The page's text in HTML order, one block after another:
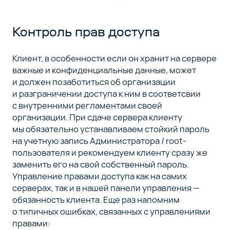
Контроль прав доступа
Клиент, в особенности если он хранит на сервере
важные и конфиденциальные данные, может
и должен позаботиться об организации
и разграничении доступа к ним в соответсвии
с внутренними регламентами своей
организации. При сдаче сервера клиенту
мы обязательно устанавливаем стойкий пароль
на учетную запись Администратора / root-
пользователя и рекомендуем клиенту сразу же
заменить его на свой собственный пароль.
Управление правами доступа как на самих
серверах, так и в нашей панели управления —
обязанность клиента. Еще раз напомним
о типичных ошибках, связанных с управлениями
правами: